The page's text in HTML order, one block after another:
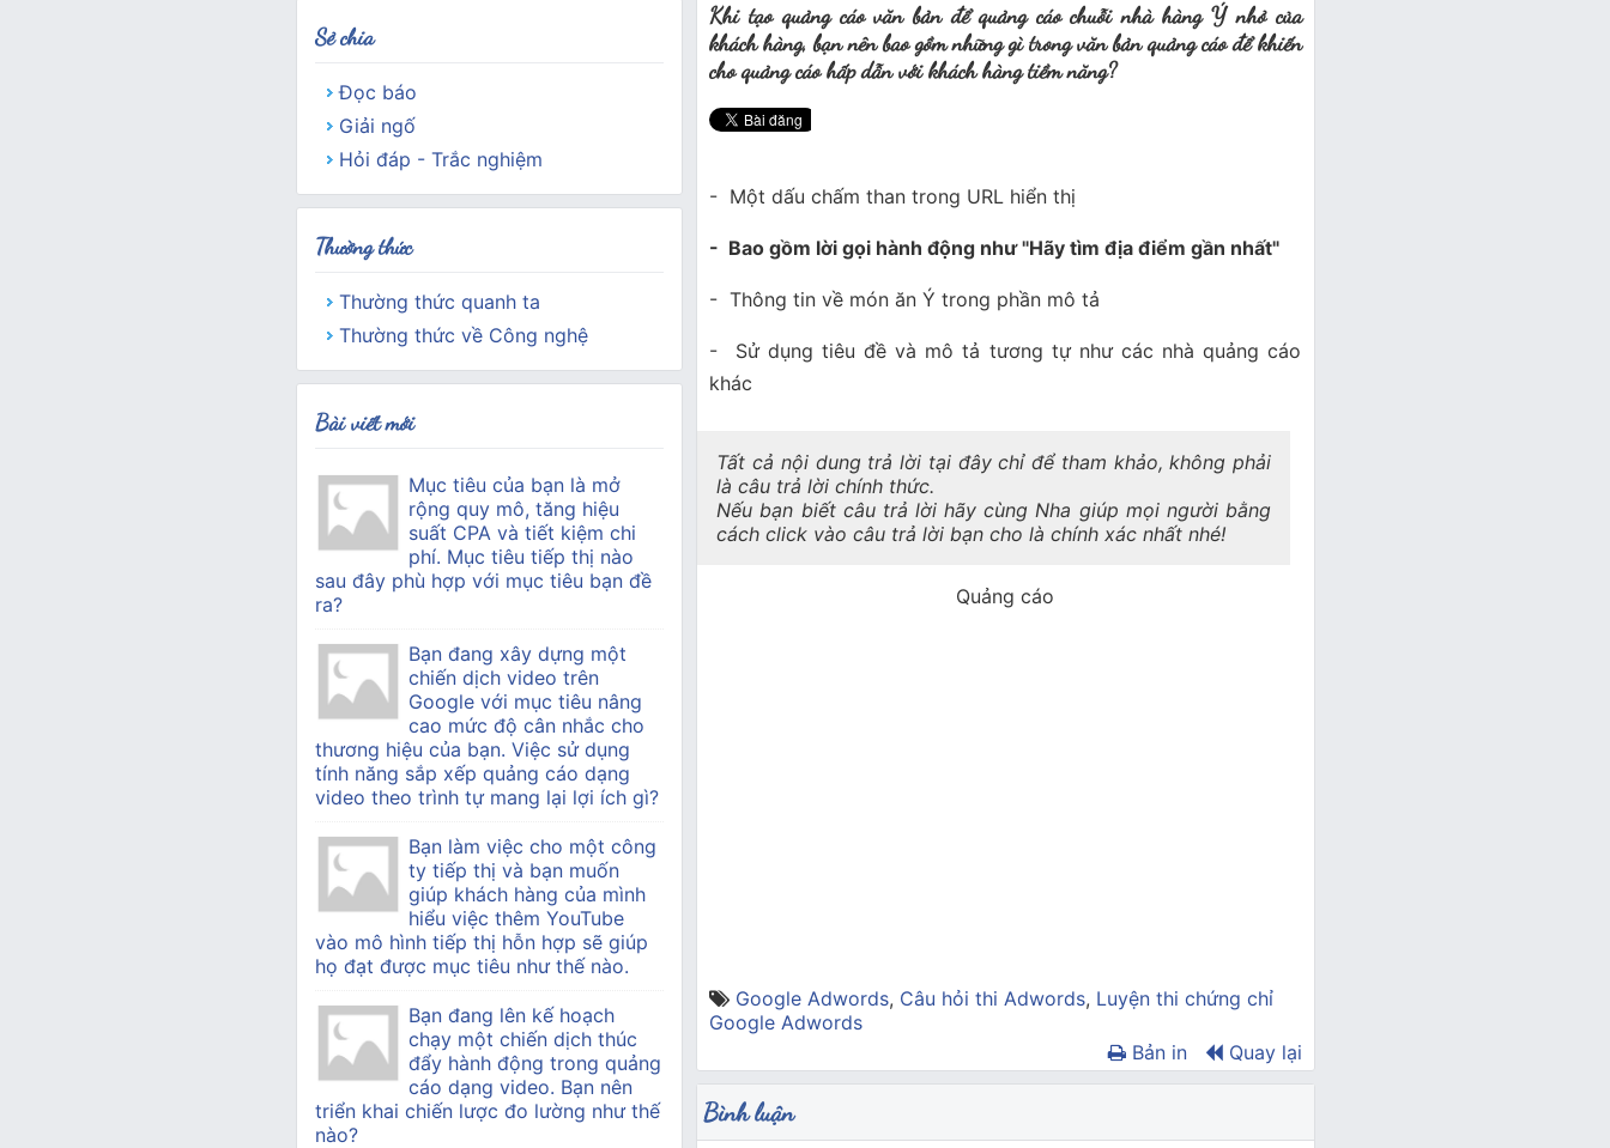
Khi tạo quảng cáo văn bản để quảng cáo chuỗi nhà hàng Ý nhỏ của
khách hàng, bạn nên bao gồm những gì trong văn bản quảng cáo để khiến
cho quảng cáo hấp dẫn với khách hàng tiềm năng?
- Một dấu chấm than trong URL hiển thị
- Bao gồm lời gọi hành động như "Hãy tìm địa điểm gần nhất"
- Thông tin về món ăn Ý trong phần mô tả
- Sử dụng tiêu đề và mô tả tương tự như các nhà quảng cáo
khác
Tất cả nội dung trả lời tại đây chỉ để tham khảo, không phải
là câu trả lời chính thức.
Nếu bạn biết câu trả lời hãy cùng Nha giúp mọi người bằng
cách click vào câu trả lời bạn cho là chính xác nhất nhé!
Quảng cáo
Google Adwords, Câu hỏi thi Adwords, Luyện thi chứng chỉ
Google Adwords
Bản in
Quay lại
Bình luận
Sẻ chia
Đọc báo
Giải ngố
Hỏi đáp - Trắc nghiệm
Thường thức
Thường thức quanh ta
Thường thức về Công nghệ
Bài viết mới
Mục tiêu của bạn là mở
rộng quy mô, tăng hiệu
suất CPA và tiết kiệm chi
phí. Mục tiêu tiếp thị nào
sau đây phù hợp với mục tiêu bạn đề
ra?
Bạn đang xây dựng một
chiến dịch video trên
Google với mục tiêu nâng
cao mức độ cân nhắc cho
thương hiệu của bạn. Việc sử dụng
tính năng sắp xếp quảng cáo dạng
video theo trình tự mang lại lợi ích gì?
Bạn làm việc cho một công
ty tiếp thị và bạn muốn
giúp khách hàng của mình
hiểu việc thêm YouTube
vào mô hình tiếp thị hỗn hợp sẽ giúp
họ đạt được mục tiêu như thế nào.
Bạn đang lên kế hoạch
chạy một chiến dịch thúc
đẩy hành động trong quảng
cáo dạng video. Bạn nên
triển khai chiến lược đo lường như thế
nào?